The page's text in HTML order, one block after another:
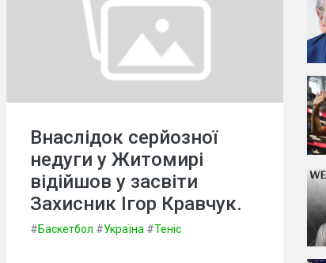
Внаслідок серйозної
недуги у Житомирі
відійшов у засвіти
Захисник Ігор Кравчук.
#Баскетбол #Україна #Теніс